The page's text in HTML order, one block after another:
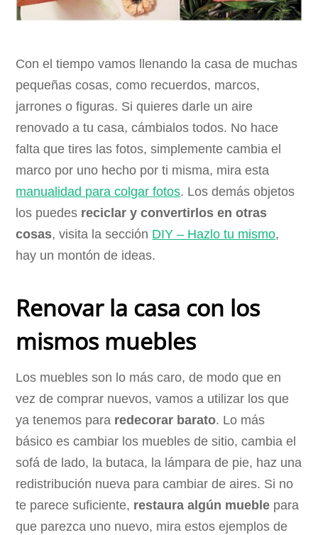
Con el tiempo vamos llenando la casa de muchas
pequeñas cosas, como recuerdos, marcos,
jarrones o figuras. Si quieres darle un aire
renovado a tu casa, cámbialos todos. No hace
falta que tires las fotos, simplemente cambia el
marco por uno hecho por ti misma, mira esta
manualidad para colgar fotos. Los demás objetos
los puedes reciclar y convertirlos en otras
cosas, visita la sección DIY – Hazlo tu mismo,
hay un montón de ideas.
Renovar la casa con los
mismos muebles
Los muebles son lo más caro, de modo que en
vez de comprar nuevos, vamos a utilizar los que
ya tenemos para redecorar barato. Lo más
básico es cambiar los muebles de sitio, cambia el
sofá de lado, la butaca, la lámpara de pie, haz una
redistribución nueva para cambiar de aires. Si no
te parece suficiente, restaura algún mueble para
que parezca uno nuevo, mira estos ejemplos de